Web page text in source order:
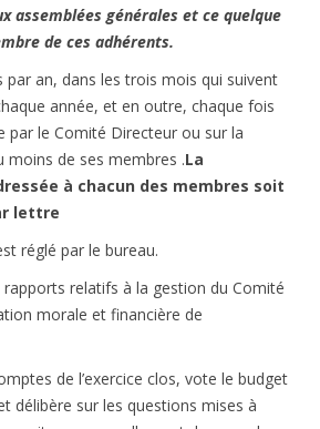
assemblées générales et ce quelque
de ces adhérents.
par an, dans les trois mois qui suivent
année, et en outre, chaque fois
par le Comité Directeur ou sur la
moins de ses membres .La
à chacun des membres soit
lettre
réglé par le bureau.
rapports relatifs à la gestion du Comité
morale et financière de
de l’exercice clos, vote le budget
délibère sur les questions mises à